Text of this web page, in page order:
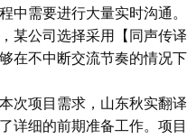
中需要进行大量实时沟通
某公司选择采用【同声传
在不中断交流节奏的情况
次项目需求，山东秋实翻
详细的前期准备工作。项